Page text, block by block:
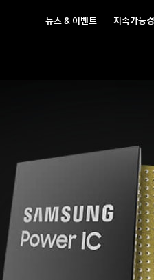
뉴스 & 이벤트 지속가능